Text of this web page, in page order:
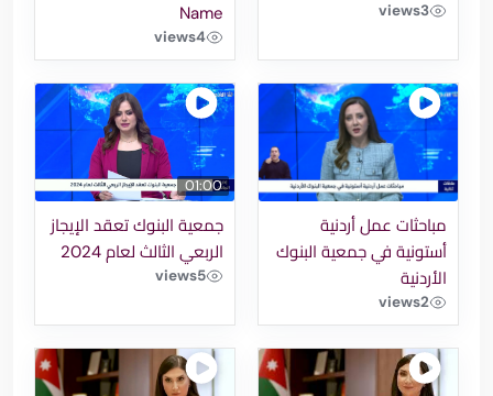
3
views
Name
4
views
مباحثات عمل أردنية
أستونية في جمعية البنوك
الأردنية
2
views
01:00
جمعية البنوك تعقد الإيجاز
الربعي الثالث لعام 2024
5
views